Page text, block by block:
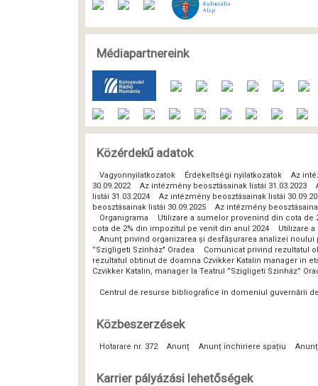
Médiapartnereink
Közérdekű adatok
Vagyonnyilatkozatok Érdekeltségi nyilatkozatok
Az
30.09.2022
Az intézmény beosztásainak listái 31.03.2023
listái 31.03.2024
Az intézmény beosztásainak listái
beosztásainak listái 30.09.2025
Az intézmény
Organigrama
Utilizare a sumelor provenind din cota
cota de 2% din impozitul pe venit din anul 2024
Utilizare
Anunț privind organizarea și desfășurarea analizei
”Szigligeti Színház" Oradea
Comunicat privind rezultatul
rezultatul obtinut de doamna Czvikker Katalin manager in
Czvikker Katalin, manager la Teatrul ”Szigligeti Szinház”
Centrul de resurse bibliografice în domeniul guvernării
Közbeszerzések
Hotarare nr. 372 Anunț Anunț închiriere spațiu
Karrier pályázási lehetőségek